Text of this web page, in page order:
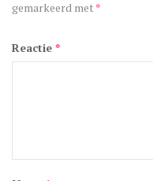
gemarkeerd met *
Reactie *